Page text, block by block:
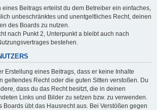
eines Beitrags erteilst du dem Betreiber ein einfaches,
unbeschränktes und unentgeltliches Recht, deinen
des Boards zu nutzen.
nach Punkt 2, Unterpunkt a bleibt auch nach
bestehen.
Erstellung eines Beitrags, dass er keine Inhalte
geltendes Recht oder die guten Sitten verstoßen. Du
dass du das Recht besitzt, die in deinen
Links und Bilder zu setzen bzw. zu verwenden.
Boards übt das Hausrecht aus. Bei Verstößen gegen